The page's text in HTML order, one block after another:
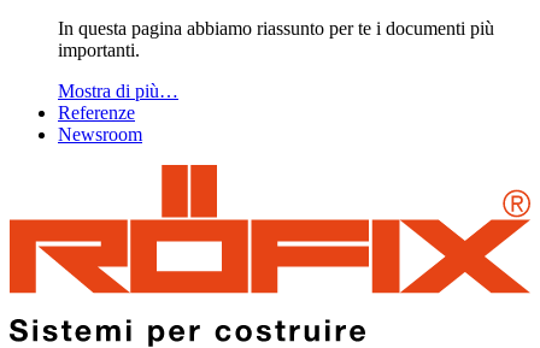
In questa pagina abbiamo riassunto per te i documenti più
importanti.
Mostra di più…
Referenze
Newsroom